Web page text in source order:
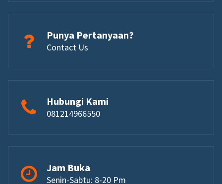
Punya Pertanyaan?
Contact Us
Hubungi Kami
081214966550
Jam Buka
Senin-Sabtu: 8-20 Pm